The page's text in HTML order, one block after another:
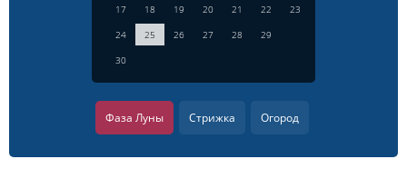
17
18 19 20 21 22
23
24
25 26 27 28
29
30
Фаза Луны Стрижка Огород